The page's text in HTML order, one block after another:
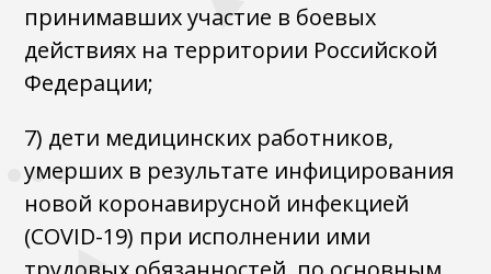
принимавших участие в боевых
действиях на территории Российской
Федерации;
7) дети медицинских работников,
умерших в результате инфицирования
новой коронавирусной инфекцией
(COVID-19) при исполнении ими